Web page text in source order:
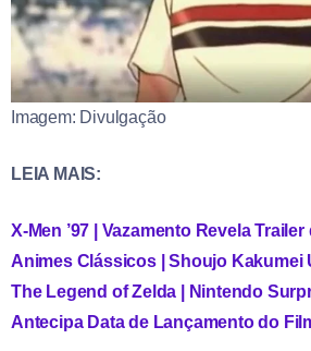
Imagem: Divulgação
LEIA MAIS:
X-Men ’97 | Vazamento Revela
Animes Clássicos | Shoujo Kakumei
The Legend of Zelda | Nintendo
Antecipa Data de Lançamento do